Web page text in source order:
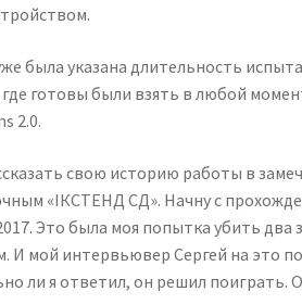
была указана длительность
готовы были взять в любой
2.0.
свою историю работы в
«IКСТЕНД СД». Начну с
Это была моя попытка убить два
И мой интервьювер Сергей на это
ли я ответил, он решил поиграть.